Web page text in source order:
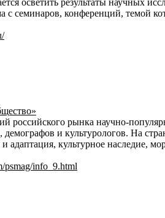
семинаров, конференций, темой
российского рынка научно-
и культурологов. На
и адаптация, культурное наследие,
psmag/info_9.html